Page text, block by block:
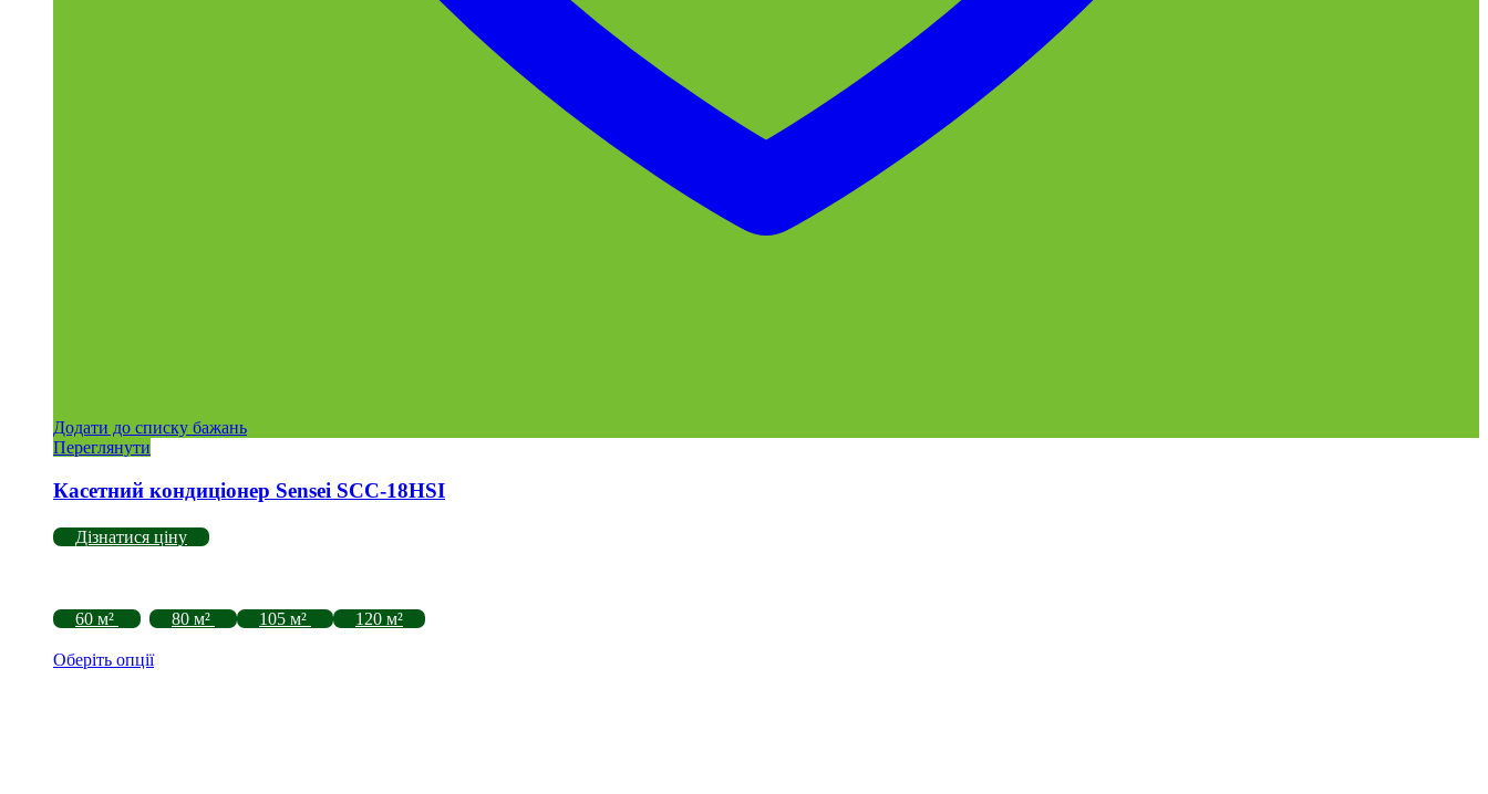
Додати до списку бажань
Переглянути
Касетний кондиціонер Sensei SCC-18HSI
Дізнатися ціну
60 м² 80 м² 105 м² 120 м²
Оберіть опції